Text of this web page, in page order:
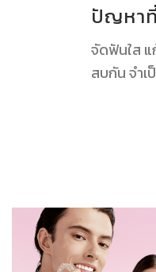
ปัญหา
จัดฟันใส แ
สบกัน จำเ